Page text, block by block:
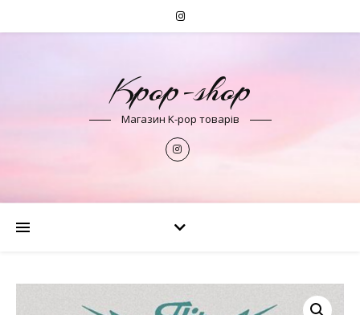
Kpop-shop
Магазин K-pop товарів